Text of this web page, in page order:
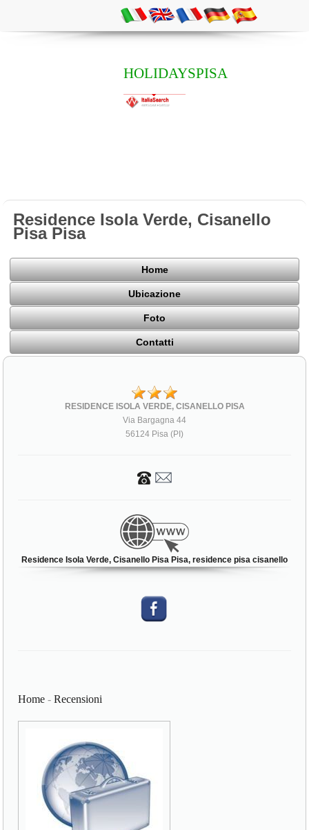
HOLIDAYSPISA
Residence Isola Verde, Cisanello
Pisa Pisa
Home
Ubicazione
Foto
Contatti
RESIDENCE ISOLA VERDE, CISANELLO PISA
Via Bargagna 44
56124 Pisa (PI)
Residence Isola Verde, Cisanello Pisa Pisa, residence pisa cisanello
Home -Recensioni